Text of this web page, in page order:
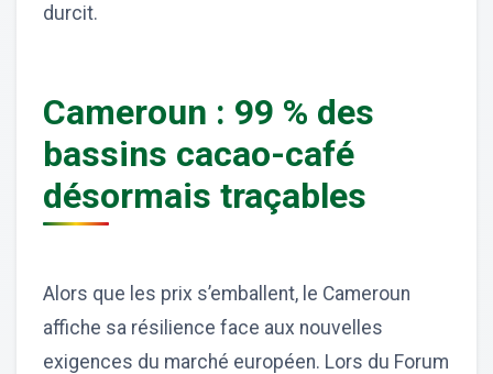
durcit.
Cameroun : 99 % des
bassins cacao-café
désormais traçables
Alors que les prix s’emballent, le Cameroun
affiche sa résilience face aux nouvelles
exigences du marché européen. Lors du Forum